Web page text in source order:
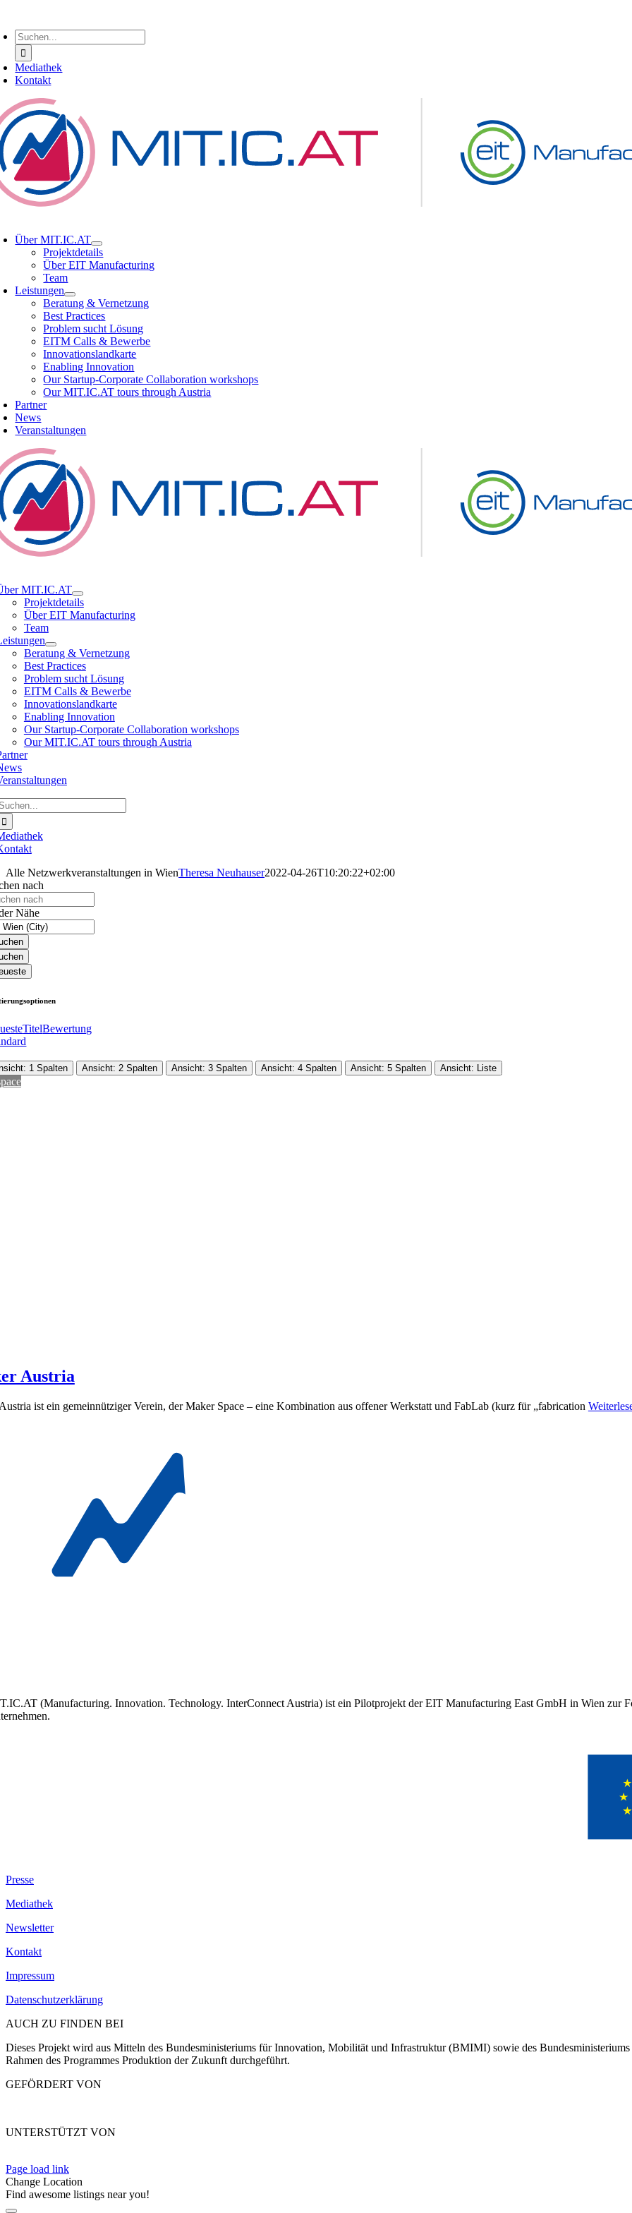
springen
Suche
nach:
Mediathek
Kontakt
Über MIT.IC.AT
Projektdetails
Über EIT Manufacturing
Team
Leistungen
Beratung & Vernetzung
Best Practices
Problem sucht Lösung
EITM Calls & Bewerbe
Innovationslandkarte
Enabling Innovation
Our Startup-Corporate Collaboration workshops
Our MIT.IC.AT tours through Austria
Partner
News
Veranstaltungen
MIT.IC.AT
Projektdetails
Über EIT Manufacturing
Team
Beratung & Vernetzung
Best Practices
Problem sucht Lösung
EITM Calls & Bewerbe
Innovationslandkarte
Enabling Innovation
Our Startup-Corporate Collaboration workshops
Our MIT.IC.AT tours through Austria
Alle Netzwerkveranstaltungen in WienTheresa Neuhauser2022-04-26T10:20:22+02:00
nach
Nähe
TitelBewertung
1 Spalten Ansicht: 2 Spalten Ansicht: 3 Spalten Ansicht: 4 Spalten Ansicht: 5 Spalten Ansicht: Liste
Austria
ist ein gemeinnütziger Verein, der Maker Space – eine Kombination aus offener Werkstatt und FabLab (kurz für „fabrication
(Manufacturing. Innovation. Technology. InterConnect Austria) ist ein Pilotprojekt der EIT Manufacturing East GmbH in Wien zur
Presse
Mediathek
Newsletter
Kontakt
Impressum
Datenschutzerklärung
AUCH ZU FINDEN BEI
Dieses Projekt wird aus Mitteln des Bundesministeriums für Innovation, Mobilität und Infrastruktur (BMIMI) sowie des
Rahmen des Programmes Produktion der Zukunft durchgeführt.
GEFÖRDERT VON
UNTERSTÜTZT VON
Page load link
Change Location
Find awesome listings near you!